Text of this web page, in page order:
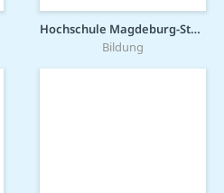
Hochschule Magdeburg-Stendal
Bildung